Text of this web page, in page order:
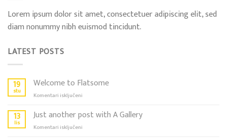
Lorem ipsum dolor sit amet, consectetuer adipiscing elit, sed
diam nonummy nibh euismod tincidunt.
LATEST POSTS
19
stu
Welcome to Flatsome
Komentari isključeni
to
Flatsome
13
lis
Just another post with A Gallery
Komentari isključeni